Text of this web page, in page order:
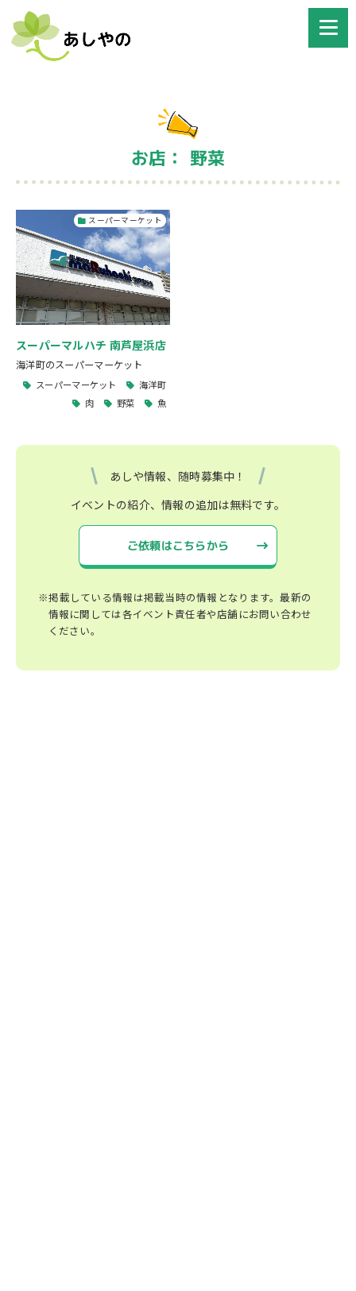
お店： 野菜
スーパーマーケット
スーパーマルハチ 南芦屋浜店
海洋町のスーパーマーケット
スーパーマーケット
海洋町
肉
野菜 魚
あしや情報、随時募集中！
イベントの紹介、情報の追加は無料です。
ご依頼はこちらから
※掲載している情報は掲載当時の情報となります。最新の
情報に関しては各イベント責任者や店舗にお問い合わせ
ください。